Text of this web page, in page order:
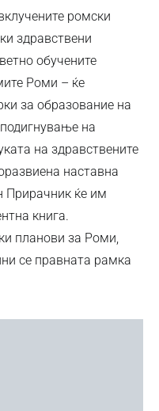
ромски
здравствени
обучените
Роми – ќе
за образование на
на
на здравствените
наставна
Прирачник ќе им
книга.
планови за Роми,
се правната рамка